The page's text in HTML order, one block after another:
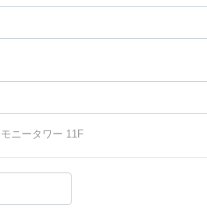
ニータワー 11F